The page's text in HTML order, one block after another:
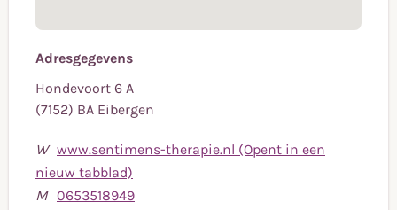
Adresgegevens
Hondevoort 6 A
(7152) BA Eibergen
W www.sentimens-therapie.nl (Opent in een
nieuw tabblad)
M 0653518949Bel